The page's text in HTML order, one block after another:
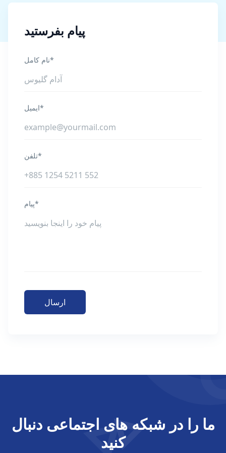
پیام بفرستید
نام کامل*
ایمیل*
تلفن*
پیام*
ارسال
ما را در شبکه های اجتماعی دنبال
کنید